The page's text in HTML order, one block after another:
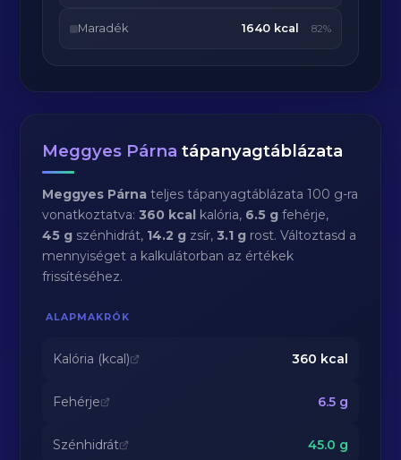
Maradék 1640 kcal 82%
Meggyes Párna tápanyagtáblázata
Meggyes Párna teljes tápanyagtáblázata 100 g-ra
vonatkoztatva:360 kcal kalória, 6.5 g fehérje,
45 g szénhidrát, 14.2 g zsír,3.1 g rost. Változtasd a
mennyiséget a kalkulátorban az értékek
frissítéséhez.
ALAPMAKRÓK
Kalória (kcal) 360 kcal
Fehérje 6.5g
Szénhidrát 45.0 g